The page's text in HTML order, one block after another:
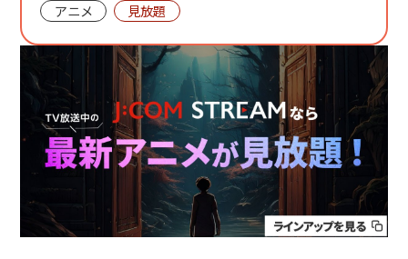
アニメ 見放題